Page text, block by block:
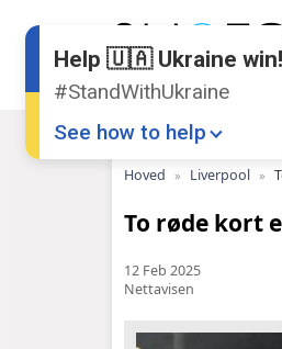
Hoved Liverpool
To røde kort
12 Feb 2025
Nettavisen
Help 🇺🇦 Ukraine win!
#StandWithUkraine
See how to help
💸